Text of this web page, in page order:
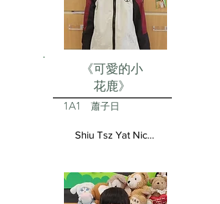
《可愛的小
花鹿》
1A1 蕭子日
Shiu Tsz Yat Nicolas